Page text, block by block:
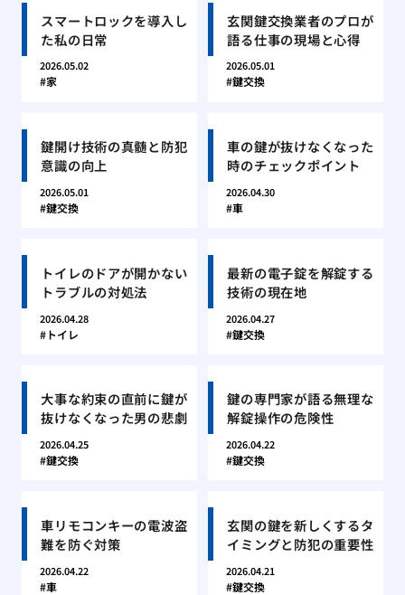
スマートロックを導入し
た私の日常
2026.05.02
家
玄関鍵交換業者のプロが
語る仕事の現場と心得
2026.05.01
鍵交換
鍵開け技術の真髄と防犯
意識の向上
2026.05.01
鍵交換
車の鍵が抜けなくなった
時のチェックポイント
2026.04.30
車
トイレのドアが開かない
トラブルの対処法
2026.04.28
トイレ
最新の電子錠を解錠する
技術の現在地
2026.04.27
鍵交換
大事な約束の直前に鍵が
抜けなくなった男の悲劇
2026.04.25
鍵交換
鍵の専門家が語る無理な
解錠操作の危険性
2026.04.22
鍵交換
車リモコンキーの電波盗
難を防ぐ対策
2026.04.22
車
玄関の鍵を新しくするタ
イミングと防犯の重要性
2026.04.21
鍵交換